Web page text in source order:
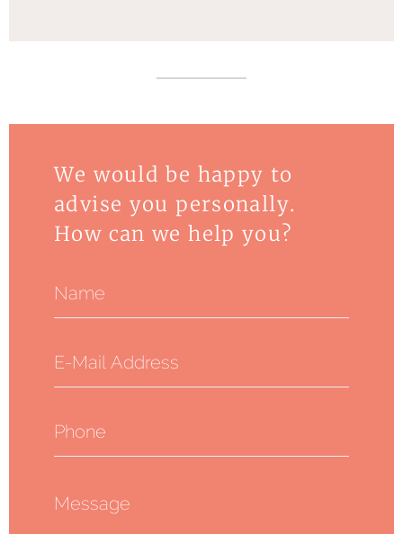
We would be happy to
advise you personally.
How can we help you?